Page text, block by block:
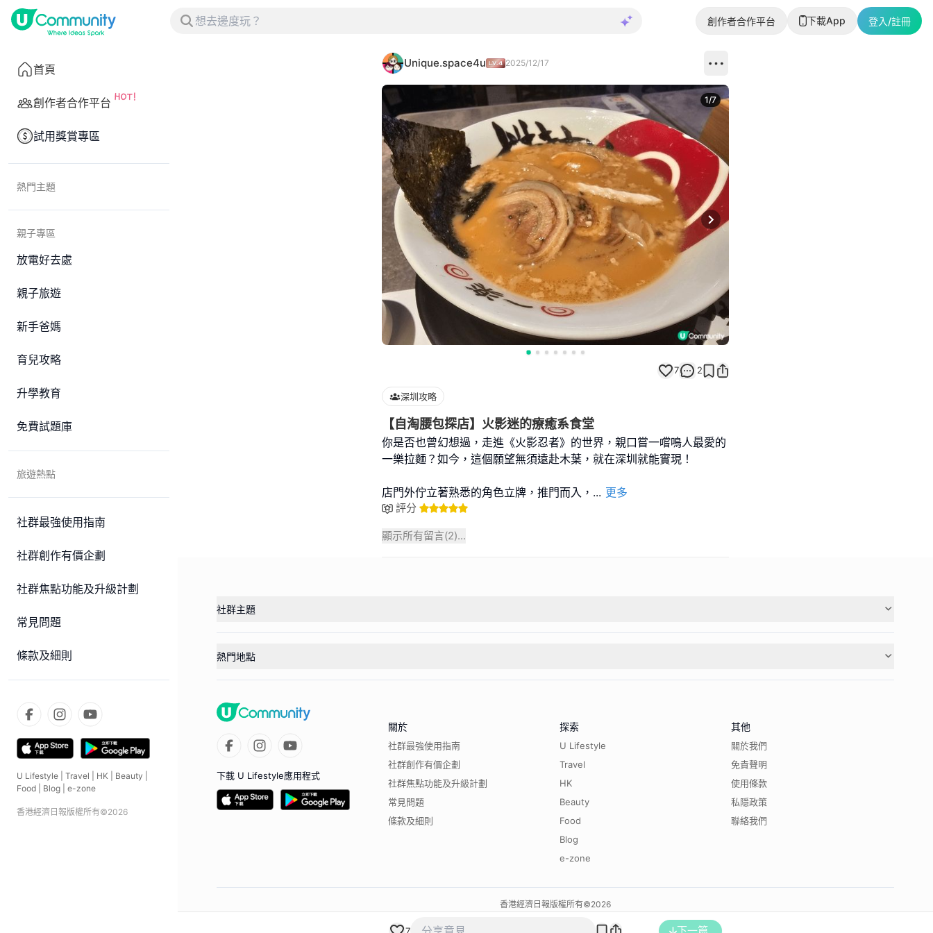
創作者合作平台 下載App 登入/註冊
首頁
創作者合作平台
試用獎賞專區
熱門主題
親子專區
放電好去處
親子旅遊
新手爸媽
育兒攻略
升學教育
免費試題庫
旅遊熱點
社群最強使用指南
社群創作有價企劃
社群焦點功能及升級計劃
常見問題
條款及細則
U Lifestyle Travel HK Beauty
Food
Blog e-zone
香港經濟日報版權所有©2026
Unique.space4u 2025/12/17
Next slide
1/7
7 2
深圳攻略
【自淘腰包探店】火影迷的療癒系食堂
你是否也曾幻想過，走進《火影忍者》的世界，親口嘗一嚐鳴人最愛的
一樂拉麵？如今，這個願望無須遠赴木葉，就在深圳就能實現！
店門外佇立著熟悉的角色立牌，推門而入， ... 更多
評分
顯示所有留言(2)...
7
社群主題
熱門地點
下載 U Lifestyle應用程式
關於
社群最強使用指南
社群創作有價企劃
社群焦點功能及升級計劃
常見問題
條款及細則
探索
U Lifestyle
Travel
HK
Beauty
Food
Blog
e-zone
其他
關於我們
免責聲明
使用條款
私隱政策
聯絡我們
香港經濟日報版權所有©2026